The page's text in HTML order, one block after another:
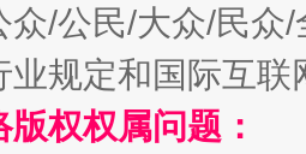
一次搞定
众/公民/大众/民
业规定和国际互
权权属问题：